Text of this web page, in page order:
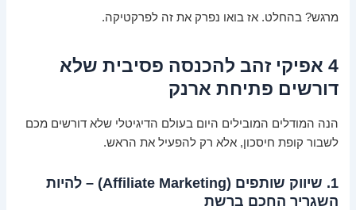
מרגש? בהחלט. אז בואו נפרק את זה לפרקטיקה.
4 אפיקי זהב להכנסה פסיבית שלא
דורשים פתיחת ארנק
הנה המודלים המובילים היום בעולם הדיגיטלי שלא דורשים מכם
לשבור קופת חיסכון, אלא רק להפעיל את הראש.
1. שיווק שותפים (Affiliate Marketing) – להיות
השגריר החכם ברשת